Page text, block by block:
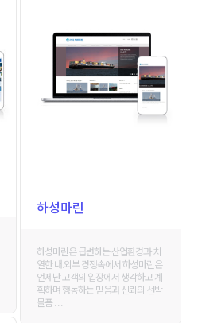
하성마린
하성마린은 급변하는 산업환경과 치
열한 내.외부 경쟁속에서 하성마린은
언제난 고객의 입장에서 생각하고 계
획하며 행동하는 믿음과 신뢰의 선박
물품 . . .